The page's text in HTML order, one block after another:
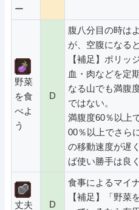
ー
野菜
を食
べよ
う
D
腹八分目の時は
が、空腹になる
【補足】ポリッ
血・肉などを定
なる山でも満腹
ではない。
満腹度60％以上
00％以上でさら
の移動速度が遅
ば使い勝手は良
丈夫
D
食事によるマイ
【補足】「野菜